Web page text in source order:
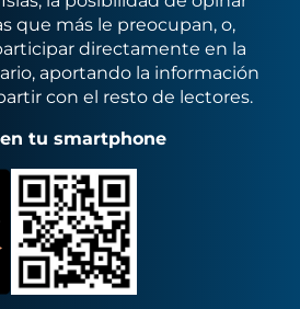
que más le preocupan, o,
directamente en la
aportando la información
con el resto de lectores.
tu smartphone